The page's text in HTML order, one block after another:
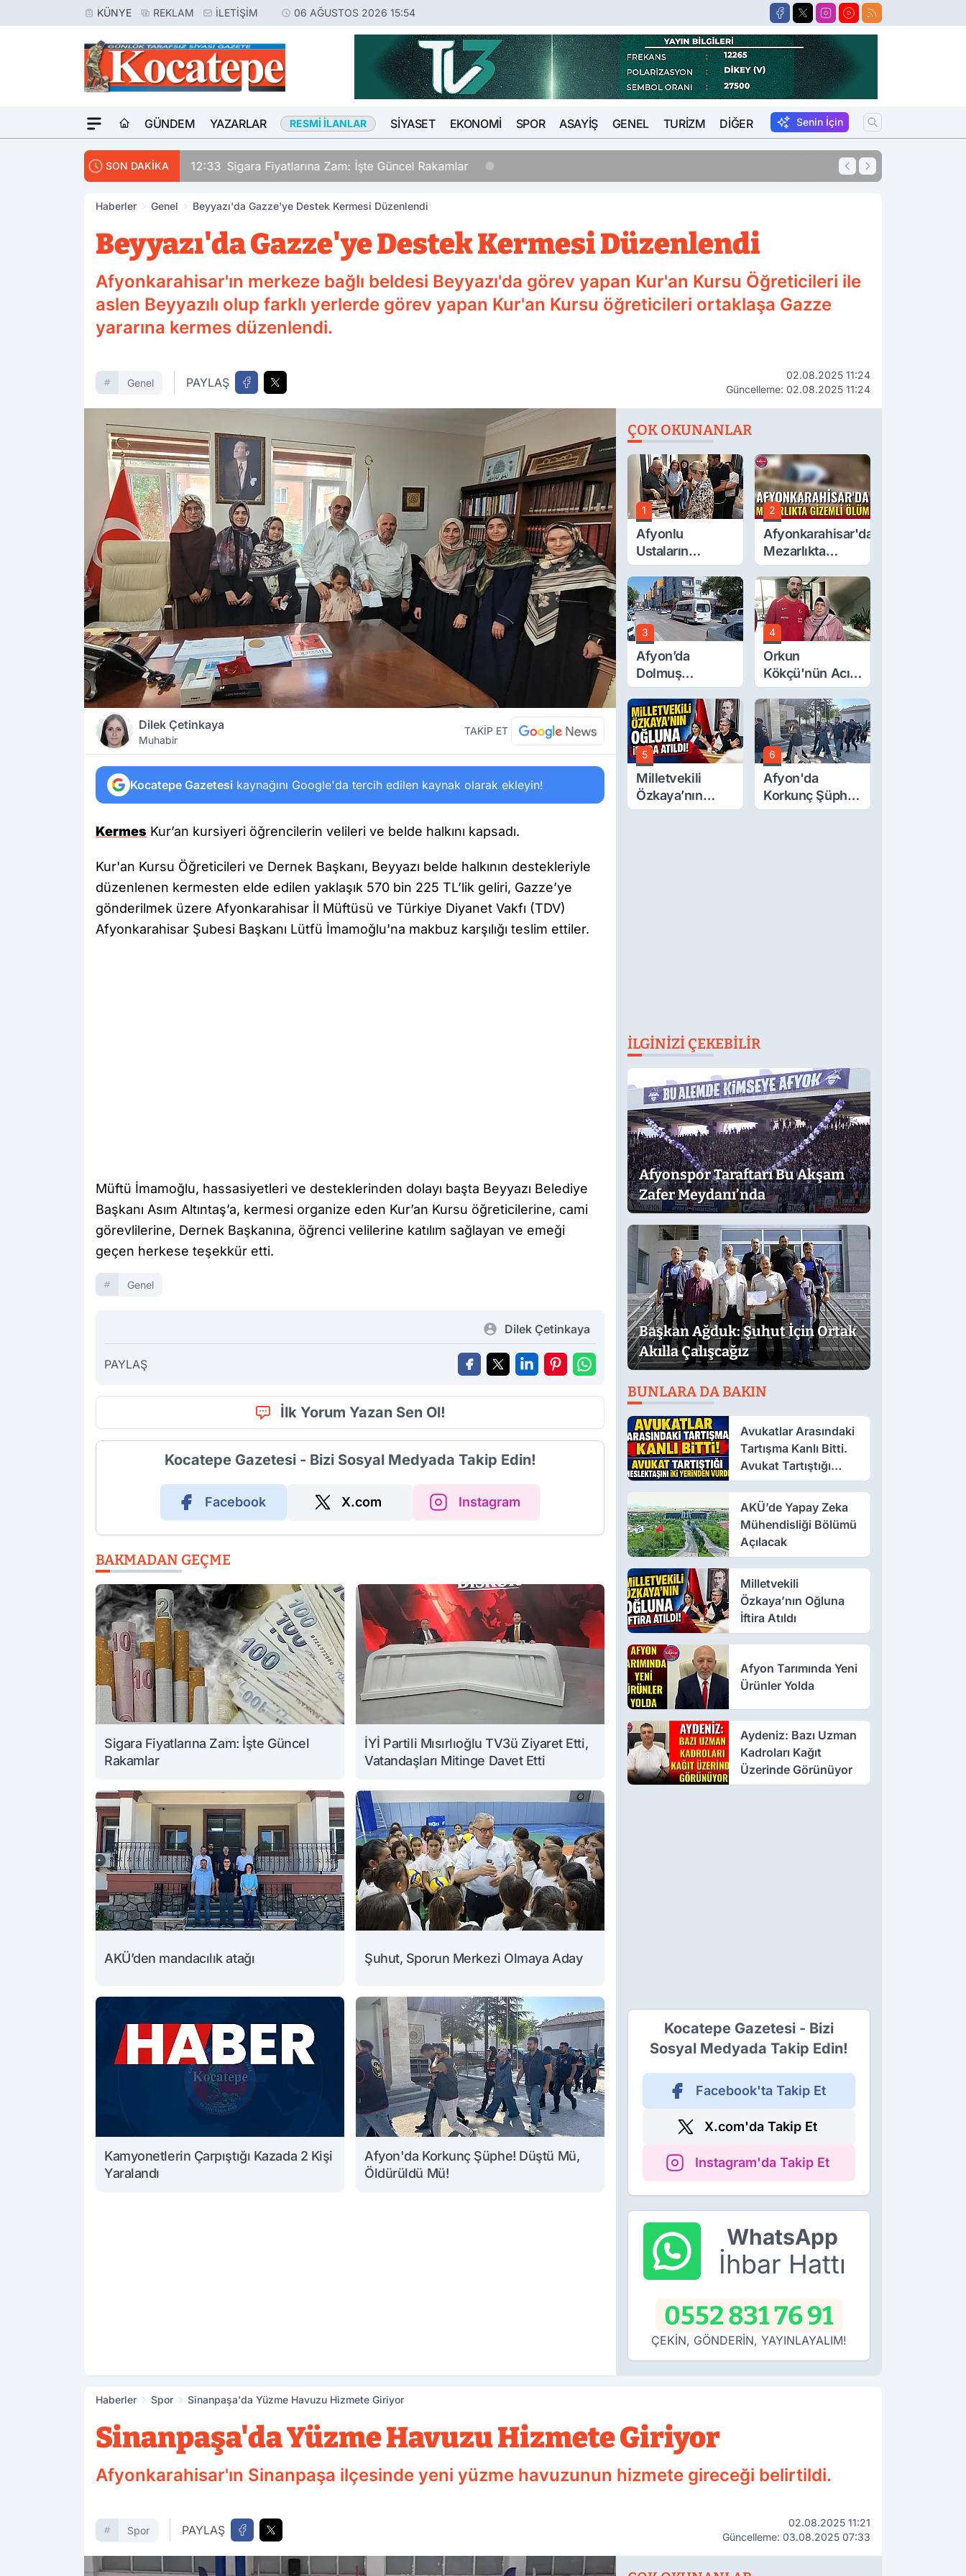
KÜNYE REKLAM İLETIŞIM 06 AĞUSTOS 2026 15:54
GÜNDEM YAZARLAR RESMI İLANLAR SIYASET EKONOMI SPOR ASAYIŞ GENEL TURIZM DIĞER Senin İçin
SON DAKİKA 12:33 Sigara Fiyatlarına Zam: İşte Güncel Rakamlar 11:41 Afyon'da
Haberler Genel Beyyazı'da Gazze'ye Destek Kermesi Düzenlendi
Beyyazı'da Gazze'ye Destek Kermesi Düzenlendi
Afyonkarahisar'ın merkeze bağlı beldesi Beyyazı'da görev yapan Kur'an Kursu Öğreticileri ile
aslen Beyyazılı olup farklı yerlerde görev yapan Kur'an Kursu öğreticileri ortaklaşa Gazze
yararına kermes düzenlendi.
Genel PAYLAŞ
02.08.2025 11:24
Güncelleme: 02.08.2025 11:24
Dilek Çetinkaya
Muhabir
TAKİP ET
Kocatepe Gazetesi kaynağını Google'da tercih edilen kaynak olarak ekleyin!
Kermes Kur’an kursiyeri öğrencilerin velileri ve belde halkını kapsadı.
Kur'an Kursu Öğreticileri ve Dernek Başkanı, Beyyazı belde halkının destekleriyle
düzenlenen kermesten elde edilen yaklaşık 570 bin 225 TL’lik geliri, Gazze’ye
gönderilmek üzere Afyonkarahisar İl Müftüsü ve Türkiye Diyanet Vakfı (TDV)
Afyonkarahisar Şubesi Başkanı Lütfü İmamoğlu'na makbuz karşılığı teslim ettiler.
Müftü İmamoğlu, hassasiyetleri ve desteklerinden dolayı başta Beyyazı Belediye
Başkanı Asım Altıntaş’a, kermesi organize eden Kur’an Kursu öğreticilerine, cami
görevlilerine, Dernek Başkanına, öğrenci velilerine katılım sağlayan ve emeği
geçen herkese teşekkür etti.
Genel
Dilek Çetinkaya
PAYLAŞ
İlk Yorum Yazan Sen Ol!
Kocatepe Gazetesi - Bizi Sosyal Medyada Takip Edin!
Facebook X.com Instagram
BAKMADAN GEÇME
Sigara Fiyatlarına Zam: İşte Güncel
Rakamlar
İYİ Partili Mısırlıoğlu TV3ü Ziyaret Etti,
Vatandaşları Mitinge Davet Etti
AKÜ’den mandacılık atağı Şuhut, Sporun Merkezi Olmaya Aday
Kamyonetlerin Çarpıştığı Kazada 2 Kişi
Yaralandı
Afyon'da Korkunç Şüphe! Düştü Mü,
Öldürüldü Mü!
ÇOK OKUNANLAR
1
Afyonlu
Ustaların
Eserleri
Görücüye Çıktı
2
Afyonkarahisar'da
Mezarlıkta
Gizemli Ölüm
3
Afyon’da
Dolmuş
Ücretlerine
Yüzde 40 Zam
Talebi
4
Orkun
Kökçü'nün Acı
Günü... Cenaze
Namazı
Emirdağ'da
5
Milletvekili
Özkaya’nın
Oğluna İftira
6
Afyon'da
Korkunç Şüphe!
Düştü Mü,
İLGINIZI ÇEKEBILIR
Afyonspor Taraftarı Bu Akşam
Zafer Meydanı’nda
Başkan Ağduk: Şuhut İçin Ortak
Akılla Çalışcağız
BUNLARA DA BAKIN
Avukatlar Arasındaki
Tartışma Kanlı Bitti.
Avukat Tartıştığı
Meslektaşını İki
Yerinden Vurdu
AKÜ’de Yapay Zeka
Mühendisliği Bölümü
Açılacak
Milletvekili
Özkaya’nın Oğluna
İftira Atıldı
Afyon Tarımında Yeni
Ürünler Yolda
Aydeniz: Bazı Uzman
Kadroları Kağıt
Üzerinde Görünüyor
Kocatepe Gazetesi - Bizi
Sosyal Medyada Takip Edin!
Facebook'ta Takip Et
X.com'da Takip Et
Instagram'da Takip Et
WhatsApp
İhbar Hattı
0552 831 76 91
ÇEKİN, GÖNDERİN, YAYINLAYALIM!
Haberler Spor Sinanpaşa'da Yüzme Havuzu Hizmete Giriyor
Sinanpaşa'da Yüzme Havuzu Hizmete Giriyor
Afyonkarahisar'ın Sinanpaşa ilçesinde yeni yüzme havuzunun hizmete gireceği belirtildi.
Spor PAYLAŞ
02.08.2025 11:21
Güncelleme: 03.08.2025 07:33